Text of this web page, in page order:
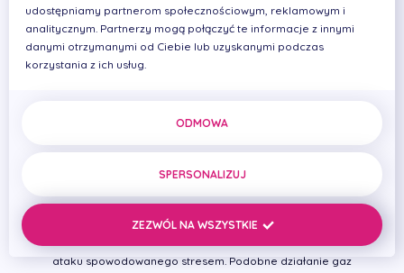
swoim stomatologiem, która to pozwoli mu mieć zdrowe
zęby przez resztę życia.
Uspokojenie wziewne skutecznie zmniejsza lęk
pacjenta, staje się on spokojny, bezwolny, zobojętniały
oglądało podczas jego trwania. Ponadto dzieci
wykazują niezwykłą skłonność do marzeń sennych. Śnią
dryfowaniu wśród chmur.
Sedacja wziewna wskazana jest także w przypadku
zabiegów stomatologicznych u dzieci z astmą. Dzięki
ataku spowodowanego stresem. Podobne działanie gaz
udostępniamy partnerom społecznościowym, reklamowym i
analitycznym. Partnerzy mogą połączyć te informacje z innymi
danymi otrzymanymi od Ciebie lub uzyskanymi podczas
korzystania z ich usług.
ODMOWA
SPERSONALIZUJ
ZEZWÓL NA WSZYSTKIE